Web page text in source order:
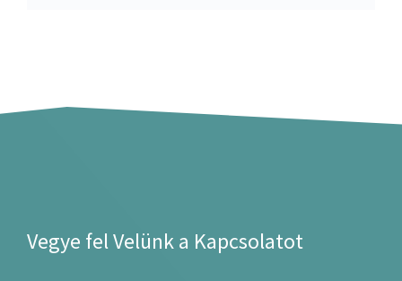
Vegye fel Velünk a Kapcsolatot